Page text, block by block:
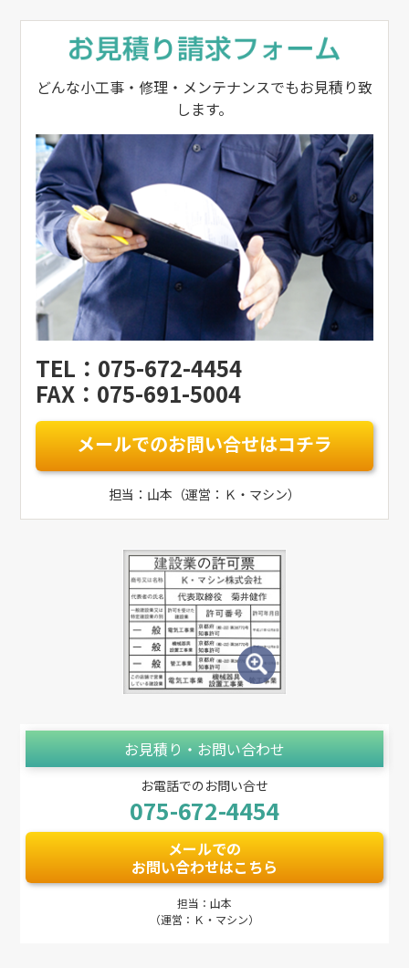
どんな小工事・修理・メンテナンスでもお見積り致
します。
TEL：075-672-4454
FAX：075-691-5004
メールでのお問い合せはコチラ
担当：山本（運営：Ｋ・マシン）
お見積り・お問い合わせ
お電話でのお問い合せ
075-672-4454
メールでの
お問い合わせはこちら
担当：山本
（運営：Ｋ・マシン）